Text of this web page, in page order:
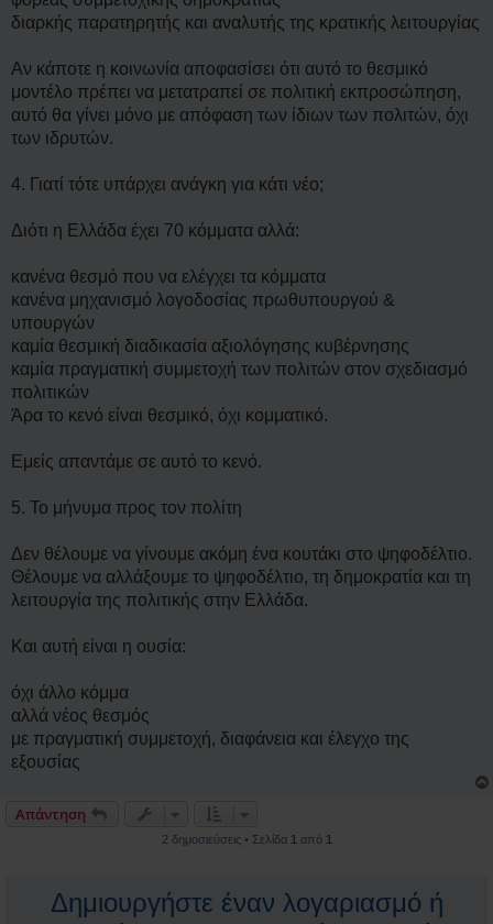
διαρκής παρατηρητής και αναλυτής της κρατικής λειτουργίας
Αν κάποτε η κοινωνία αποφασίσει ότι αυτό το θεσμικό
μοντέλο πρέπει να μετατραπεί σε πολιτική εκπροσώπηση,
αυτό θα γίνει μόνο με απόφαση των ίδιων των πολιτών, όχι
των ιδρυτών.
4. Γιατί τότε υπάρχει ανάγκη για κάτι νέο;
Διότι η Ελλάδα έχει 70 κόμματα αλλά:
κανένα θεσμό που να ελέγχει τα κόμματα
κανένα μηχανισμό λογοδοσίας πρωθυπουργού &
υπουργών
καμία θεσμική διαδικασία αξιολόγησης κυβέρνησης
καμία πραγματική συμμετοχή των πολιτών στον σχεδιασμό
πολιτικών
Άρα το κενό είναι θεσμικό, όχι κομματικό.
Εμείς απαντάμε σε αυτό το κενό.
5. Το μήνυμα προς τον πολίτη
Δεν θέλουμε να γίνουμε ακόμη ένα κουτάκι στο ψηφοδέλτιο.
Θέλουμε να αλλάξουμε το ψηφοδέλτιο, τη δημοκρατία και τη
λειτουργία της πολιτικής στην Ελλάδα.
Και αυτή είναι η ουσία:
όχι άλλο κόμμα
αλλά νέος θεσμός
με πραγματική συμμετοχή, διαφάνεια και έλεγχο της
εξουσίας
Απάντηση
2 δημοσιεύσεις • Σελίδα 1 από 1
Δημιουργήστε έναν λογαριασμό ή